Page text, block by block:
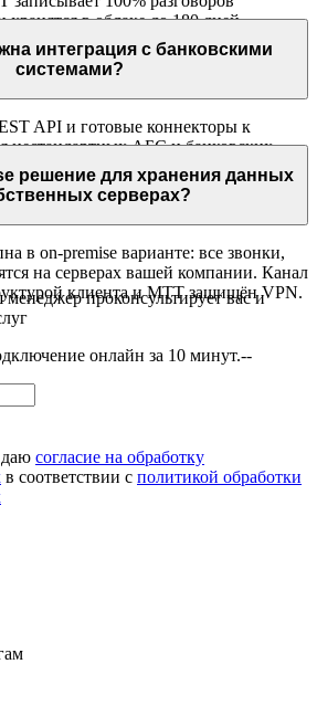
хранятся в облаке до 180 дней,
кабинет с привязкой к карточке
интеграция с банковскими
системами?
API и готовые коннекторы к
нестандартных АБС и банковских
через API — документация с
в комплект.
решение для хранения данных
серверах?
в on-premise варианте: все звонки,
на серверах вашей компании. Канал
клиента и МТТ защищён VPN.
менеджер проконсультирует вас и
онлайн за 10 минут.--
согласие на обработку
в соответствии с политикой обработки